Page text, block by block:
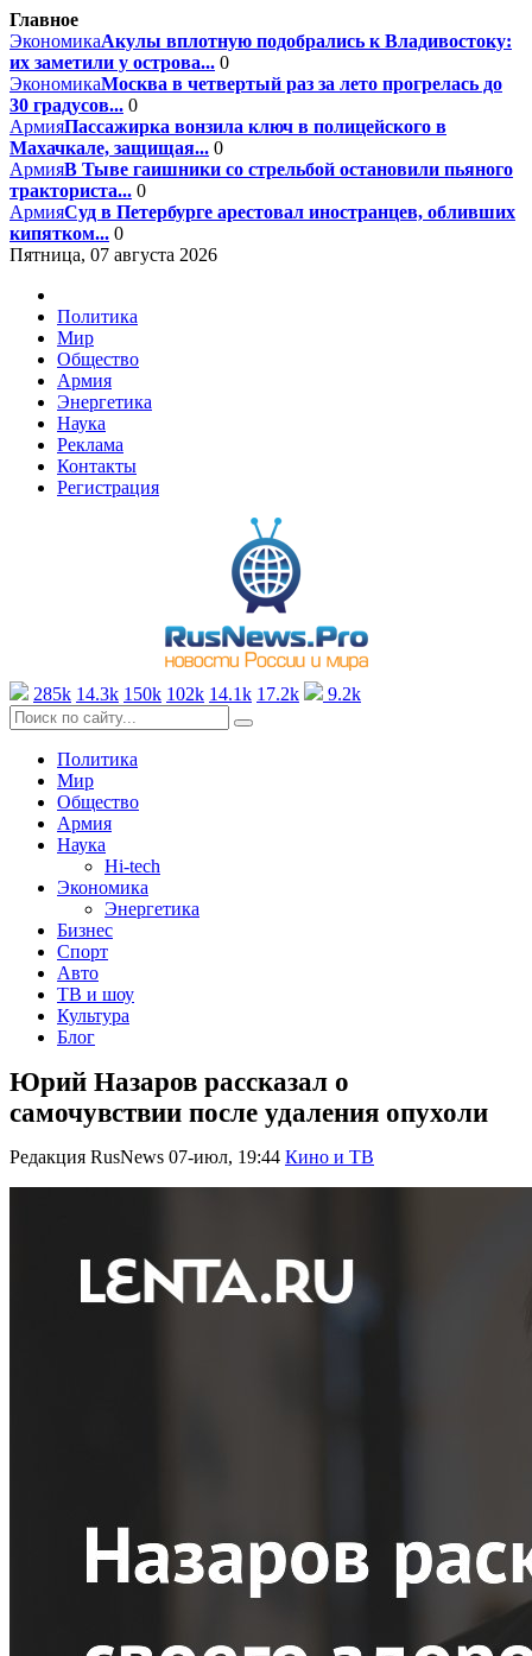
Главное
ЭкономикаАкулы вплотную подобрались к Владивостоку:
их заметили у острова... 0
ЭкономикаМосква в четвертый раз за лето прогрелась до
30 градусов... 0
АрмияПассажирка вонзила ключ в полицейского в
Махачкале, защищая... 0
АрмияВ Тыве гаишники со стрельбой остановили пьяного
тракториста... 0
АрмияСуд в Петербурге арестовал иностранцев, обливших
кипятком... 0
Пятница, 07 августа 2026
Политика
Мир
Общество
Армия
Энергетика
Наука
Реклама
Контакты
Регистрация
285k 14.3k 150k 102k 14.1k 17.2k 9.2k
Политика
Мир
Общество
Армия
Наука
Hi-tech
Экономика
Энергетика
Бизнес
Спорт
Авто
ТВ и шоу
Культура
Блог
Юрий Назаров рассказал о
самочувствии после удаления опухоли
Редакция RusNews 07-июл, 19:44 Кино и ТВ